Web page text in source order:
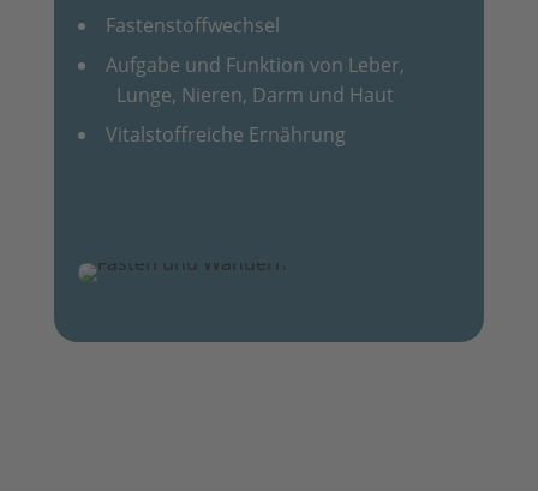
Fastenstoffwechsel
Aufgabe und Funktion von Leber,
Lunge, Nieren, Darm und Haut
Vitalstoffreiche Ernährung